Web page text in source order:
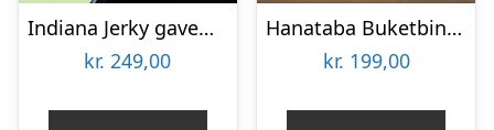
Indiana Jerky gaveæske
kr. 249,00
Hanataba Buketbinder
kr. 199,00